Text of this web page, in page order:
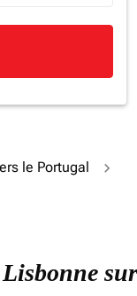
le Portugal
les jours ci-